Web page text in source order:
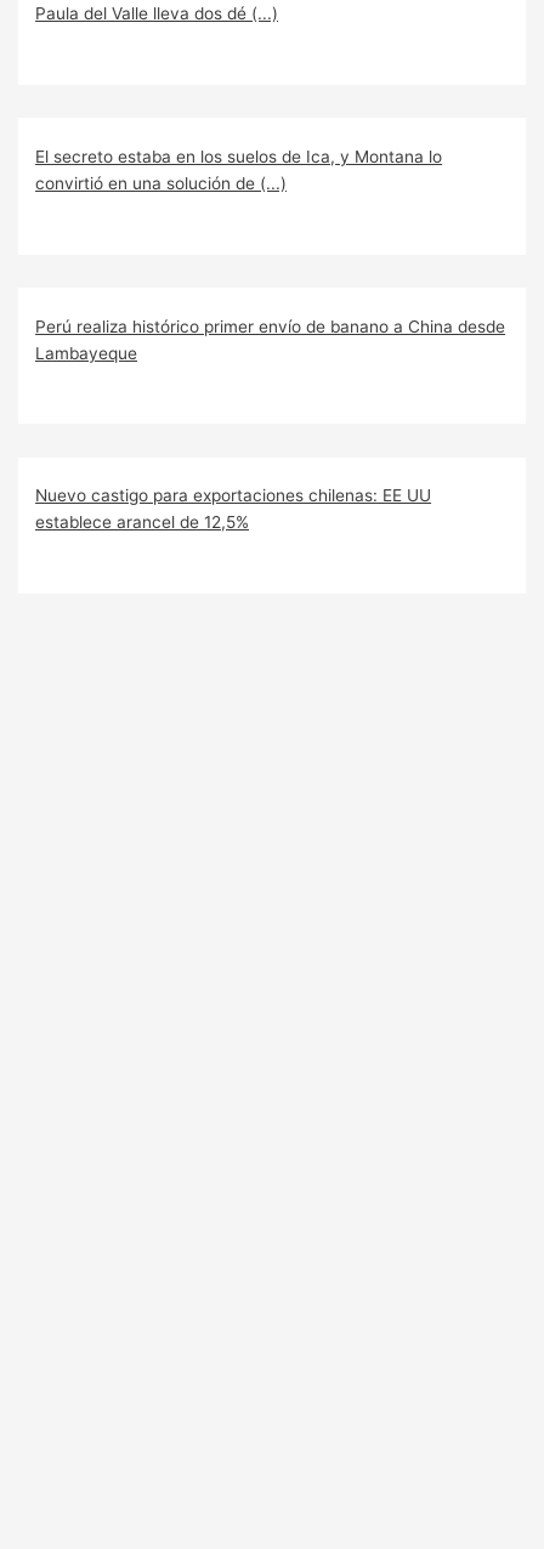
Paula del Valle lleva dos dé (...)
El secreto estaba en los suelos de Ica, y Montana lo
convirtió en una solución de (...)
Perú realiza histórico primer envío de banano a China desde
Lambayeque
Nuevo castigo para exportaciones chilenas: EE UU
establece arancel de 12,5%